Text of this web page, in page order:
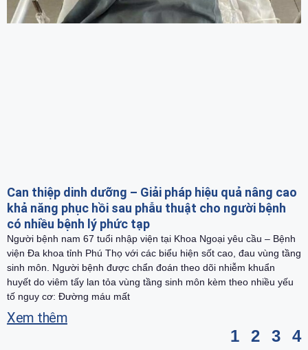
Can thiệp dinh dưỡng – Giải pháp hiệu quả nâng cao
khả năng phục hồi sau phẫu thuật cho người bệnh
có nhiều bệnh lý phức tạp
Người bệnh nam 67 tuổi nhập viện tại Khoa Ngoại yêu cầu – Bệnh
viện Đa khoa tỉnh Phú Thọ với các biểu hiện sốt cao, đau vùng tầng
sinh môn. Người bệnh được chẩn đoán theo dõi nhiễm khuẩn
huyết do viêm tấy lan tỏa vùng tầng sinh môn kèm theo nhiều yếu
tố nguy cơ: Đường máu mất
Xem thêm
1 2 3 4